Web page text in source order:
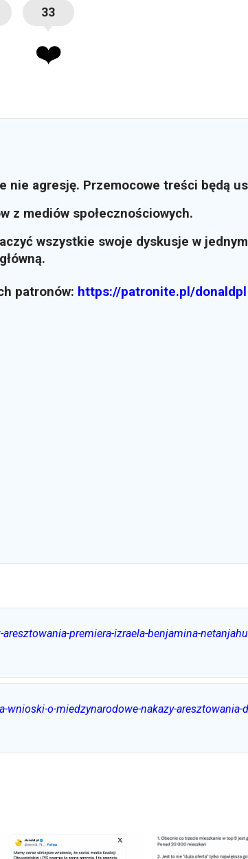
33
❤️
nie agresję. Przemocowe treści będą
z mediów społecznościowych.
wszystkie swoje dyskusje w jednym
patronów: https://patronite.pl/donaldpl
premiera-izraela-benjamina-
o-miedzynarodowe-nakazy-aresztowania-